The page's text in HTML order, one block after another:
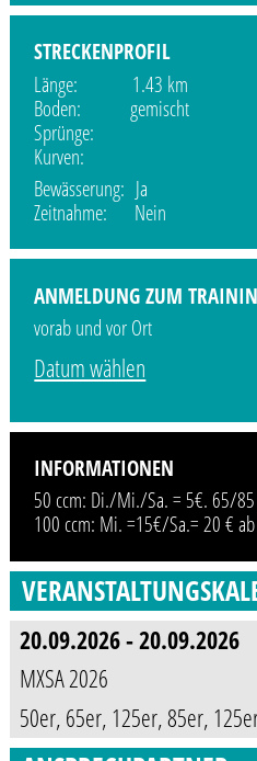
STRECKENPROFIL
Länge: 1.43 km
Boden: gemischt
Sprünge:
Kurven:
Bewässerung: Ja
Zeitnahme: Nein
ANMELDUNG ZUM
vorab und vor Ort
Datum wählen
INFORMATIONEN
50 ccm: Di./Mi./Sa. = 5€. 65/
100 ccm: Mi. =15€/Sa.= 20 €
20.09.2026 - 20.09.2026
MXSA 2026